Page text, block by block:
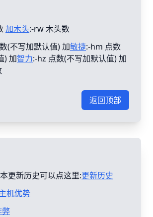
加木头:-rw 木头数
(不写加默认值) 加敏捷:-hm 点数
) 加智力:-hz 点数(不写加默认值) 加
返回顶部
更新历史可以点这里:更新历史
机优势
弊